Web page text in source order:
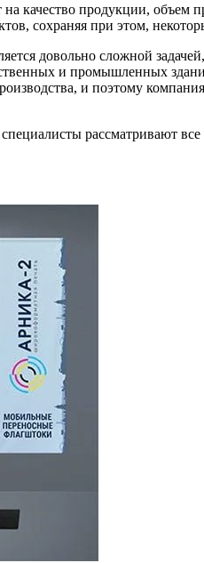
продукции, объем
сохраняя при этом,
довольно сложной
и промышленных
и поэтому
рассматривают